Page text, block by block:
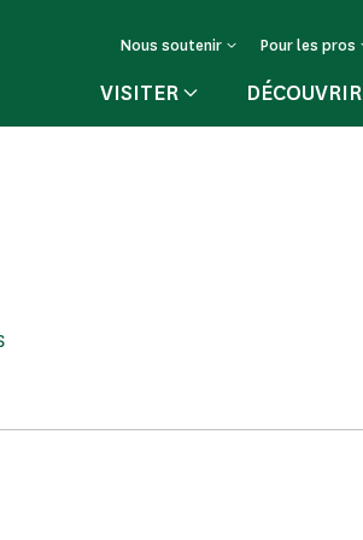
Nous soutenir Pour les pros
VISITER DÉCOUVRIR